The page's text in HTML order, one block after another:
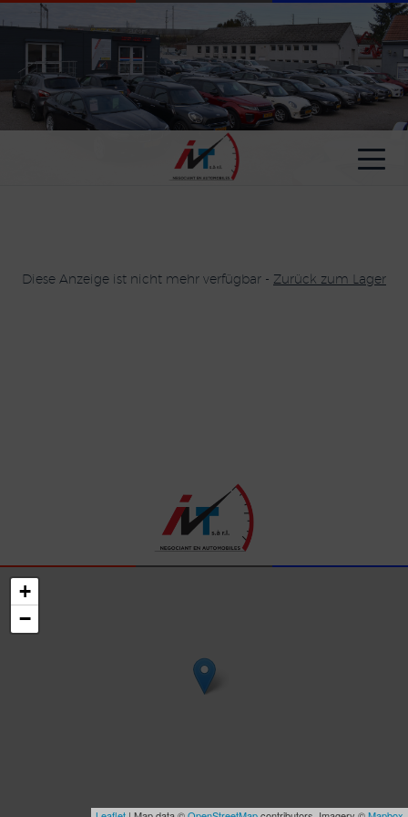
Diese Anzeige ist nicht mehr verfügbar - Zurück zum Lager
+
−
Cookie-Einstellungen